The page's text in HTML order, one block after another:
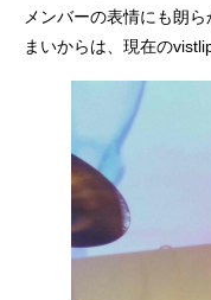
メンバーの表情にも朗
まいからは、現在の